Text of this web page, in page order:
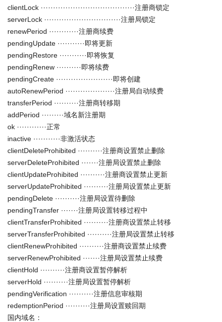
clientLock ······································注册商锁定
serverLock ·······························注册局锁定
renewPeriod ············注册商续费
pendingUpdate ···········即将更新
pendingRestore ···········即将恢复
pendingRenew ··········即将续费
pendingCreate ·······················即将创建
autoRenewPeriod ····················注册局自动续费
transferPeriod ··········注册商转移期
addPeriod ·········域名新注册期
ok ············正常
inactive ···········非激活状态
clientDeleteProhibited ··········注册商设置禁止删除
serverDeleteProhibited ·······注册局设置禁止删除
clientUpdateProhibited ··········注册商设置禁止更新
serverUpdateProhibited ··········注册局设置禁止更新
pendingDelete ··········注册局设置待删除
pendingTransfer ·······注册局设置转移过程中
clientTransferProhibited ··········注册商设置禁止转移
serverTransferProhibited ··········注册局设置禁止转移
clientRenewProhibited ··········注册商设置禁止续费
serverRenewProhibited ·······注册局设置禁止续费
clientHold ··········注册商设置暂停解析
serverHold ··········注册局设置暂停解析
pendingVerification ··········注册信息审核期
redemptionPeriod ··········注册局设置赎回期
国内域名：